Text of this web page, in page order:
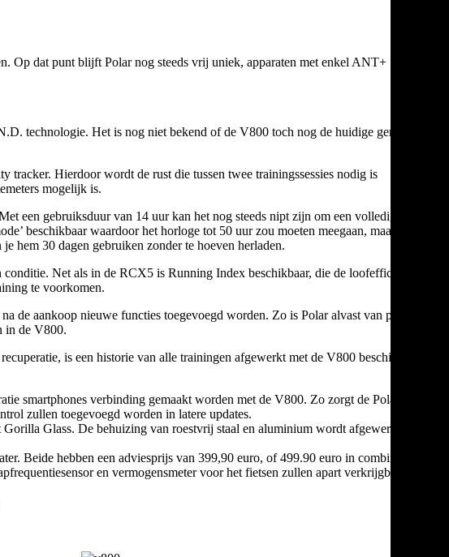
Op dat punt blijft Polar nog steeds vrij uniek, apparaten met enkel ANT+ of
technologie. Het is nog niet bekend of de V800 toch nog de huidige generatie
Hierdoor wordt de rust die tussen twee trainingssessies nodig is
mogelijk is.
een gebruiksduur van 14 uur kan het nog steeds nipt zijn om een volledige
beschikbaar waardoor het horloge tot 50 uur zou moeten meegaan, maar het is
hem 30 dagen gebruiken zonder te hoeven herladen.
Net als in de RCX5 is Running Index beschikbaar, die de loofefficiëntie
te voorkomen.
de aankoop nieuwe functies toegevoegd worden. Zo is Polar alvast van plan om
in de V800.
is een historie van alle trainingen afgewerkt met de V800 beschikbaar
smartphones verbinding gemaakt worden met de V800. Zo zorgt de Polar
zullen toegevoegd worden in latere updates.
Glass. De behuizing van roestvrij staal en aluminium wordt afgewerkt met
Beide hebben een adviesprijs van 399,90 euro, of 499.90 euro in combinatie
en vermogensmeter voor het fietsen zullen apart verkrijgbaar